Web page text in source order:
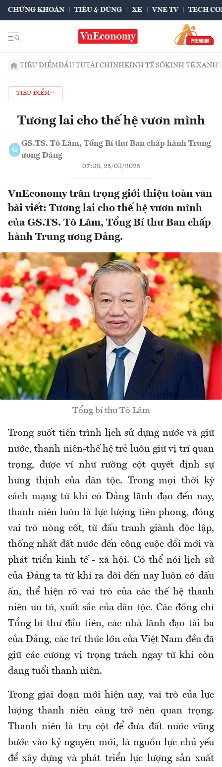
CHỨNG KHOÁN TIÊU & DÙNG XE VNE TV TECH
TIÊU ĐIỂMĐẦU TƯTÀI CHÍNHKINH TẾ SỐKINH TẾ XANH
TIÊU ĐIỂM
Tương lai cho thế hệ vươn mình
G
GS.TS. Tô Lâm, Tổng Bí thư Ban chấp hành Trung
ương Đảng
07:38, 25/03/2025
VnEconomy trân trọng giới thiệu toàn văn
bài viết: Tương lai cho thế hệ vươn mình
của GS.TS. Tô Lâm, Tổng Bí thư Ban chấp
hành Trung ương Đảng.
Tổng bí thư Tô Lâm
Trong suốt tiến trình lịch sử dựng nước và giữ
nước, thanh niên-thế hệ trẻ luôn giữ vị trí quan
trọng, được ví như rường cột quyết định sự
hưng thịnh của dân tộc. Trong mọi thời kỳ
cách mạng từ khi có Đảng lãnh đạo đến nay,
thanh niên luôn là lực lượng tiên phong, đóng
vai trò nòng cốt, từ đấu tranh giành độc lập,
thống nhất đất nước đến công cuộc đổi mới và
phát triển kinh tế - xã hội. Có thể nói lịch sử
của Đảng ta từ khi ra đời đến nay luôn có dấu
ấn, thể hiện rõ vai trò của các thế hệ thanh
niên ưu tú, xuất sắc của dân tộc. Các đồng chí
Tổng bí thư đầu tiên, các nhà lãnh đạo tài ba
của Đảng, các trí thức lớn của Việt Nam đều đã
giữ các cương vị trọng trách ngay từ khi còn
đang tuổi thanh niên.
Trong giai đoạn mới hiện nay, vai trò của lực
lượng thanh niên càng trở nên quan trọng.
Thanh niên là trụ cột để đưa đất nước vững
bước vào kỷ nguyên mới, là nguồn lực chủ yếu
để xây dựng và phát triển lực lượng sản xuất